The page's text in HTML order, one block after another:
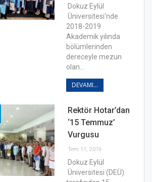
Dokuz Eylül
Üniversitesi'nde
2018-2019
Akademik yılında
bölümlerinden
dereceyle mezun
olan…
DEVAMI...
Rektör Hotar’dan
‘15 Temmuz’
Vurgusu
Tem 11, 2019
Dokuz Eylül
Üniversitesi (DEÜ)